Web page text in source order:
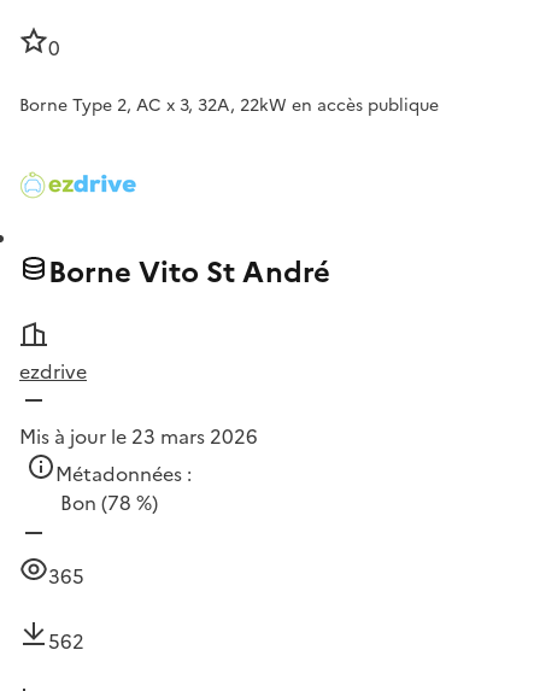
0
Borne Type 2, AC x 3, 32A, 22kW en accès publique
Borne Vito St André
ezdrive
Mis à jour le 23 mars 2026
Métadonnées :
Bon (78 %)
365
562